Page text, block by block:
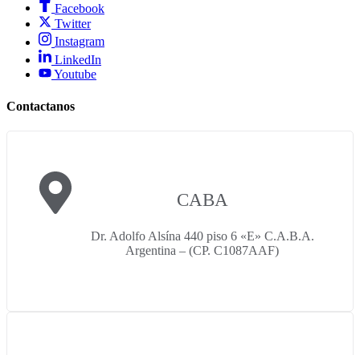
Facebook
Twitter
Instagram
LinkedIn
Youtube
Contactanos
CABA
Dr. Adolfo Alsína 440 piso 6 «E» C.A.B.A.
Argentina – (CP. C1087AAF)